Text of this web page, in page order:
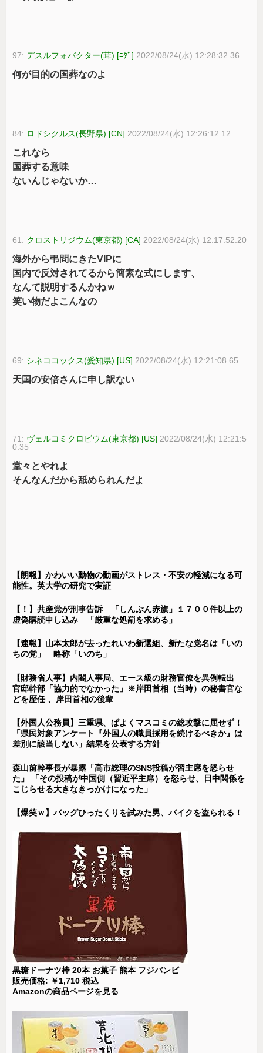
97:デスルフォバクター(茸) [ﾆﾀﾞ] 2022/08/24(水) 12:28:32.36
何が目的の国葬なのよ
84: ロドシクルス(長野県) [CN] 2022/08/24(水) 12:26:12.12
これなら
国葬する意味
ないんじゃないか…
61: クロストリジウム(東京都) [CA] 2022/08/24(水) 12:17:52.20
海外から弔問にきたVIPに
国内で反対されてるから簡素な式にします、
なんて説明するんかねｗ
笑い物だよこんなの
69: シネココックス(愛知県) [US] 2022/08/24(水) 12:21:08.65
天国の安倍さんに申し訳ない
71: ヴェルコミクロビウム(東京都) [US] 2022/08/24(水) 12:21:5
0.35
堂々とやれよ
そんなんだから舐められんだよ
【朗報】かわいい動物の動画がストレス・不安の軽減になる可
能性。英大学の研究で実証
【！】共産党が刑事告訴 「しんぶん赤旗」１７００件以上の
虚偽購読申し込み 「厳重な処罰を求める」
【速報】山本太郎が去ったれいわ新選組、新たな党名は「いの
ちの党」 略称「いのち」
【財務省人事】内閣人事局、エース級の財務官僚を異例転出
官邸幹部「協力的でなかった」※岸田首相（当時）の秘書官な
どを歴任 、岸田首相の後輩
【外国人公務員】三重県、ぱよくマスコミの総攻撃に屈せず！
「県民対象アンケート『外国人の職員採用を続けるべきか』は
差別に該当しない」結果を公表する方針
森山前幹事長が暴露「高市総理のSNS投稿が習主席を怒らせ
た」 「その投稿が中国側（習近平主席）を怒らせ、日中関係を
こじらせる大きなきっかけになった」
【爆笑ｗ】バッグひったくりを試みた男、バイクを盗られる！
黒糖ドーナツ棒 20本 お菓子 熊本 フジバンビ
販売価格: ￥1,710 税込
Amazonの商品ページを見る